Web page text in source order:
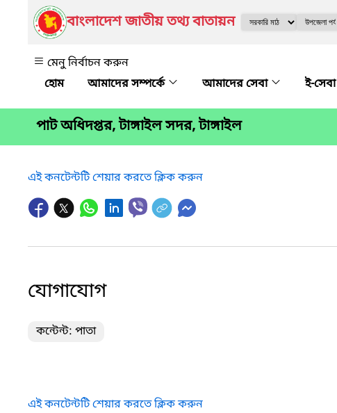
বাংলাদেশ জাতীয় তথ্য বাতায়ন
মেনু নির্বাচন করুন
আমাদের সম্পর্কে
আমাদের সেবা ই-সেবা
পাট অধিদপ্তর, টাঙ্গাইল সদর, টাঙ্গাইল
এই কনটেন্টটি শেয়ার করতে ক্লিক করুন
যোগাযোগ
কন্টেন্ট: পাতা
এই কনটেন্টটি শেয়ার করতে ক্লিক করুন